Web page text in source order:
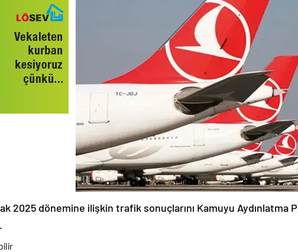
2025 dönemine ilişkin trafik sonuçlarını Kamuyu Aydınlatma